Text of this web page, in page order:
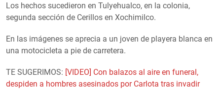
Los hechos sucedieron en Tulyehualco, en la colonia,
segunda sección de Cerillos en Xochimilco.
En las imágenes se aprecia a un joven de playera blanca en
una motocicleta a pie de carretera.
TE SUGERIMOS: [VIDEO] Con balazos al aire en funeral,
despiden a hombres asesinados por Carlota tras invadir